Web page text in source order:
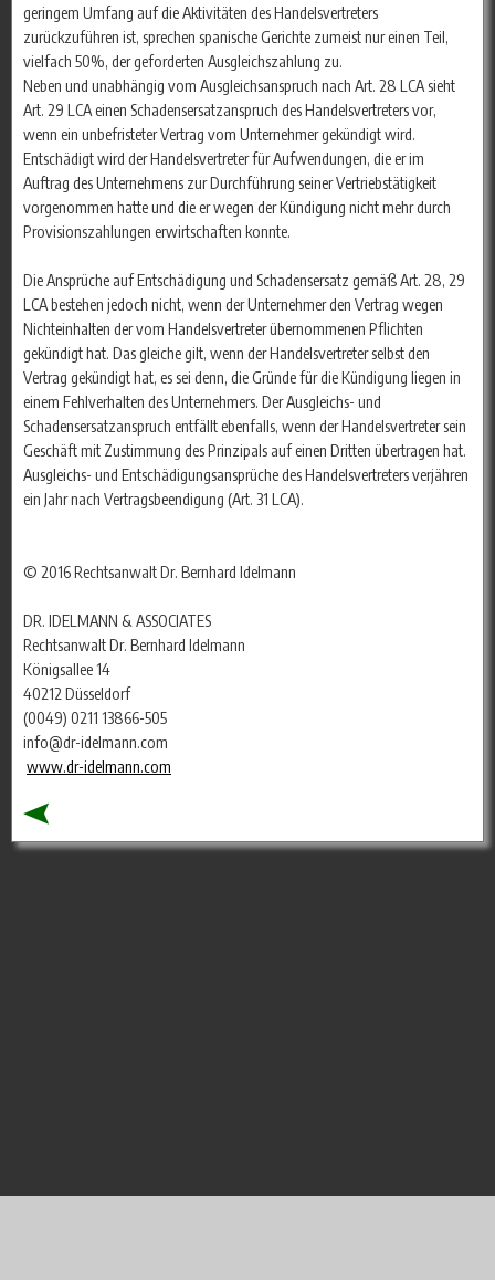
geringem Umfang auf die Aktivitäten des Handelsvertreters
zurückzuführen ist, sprechen spanische Gerichte zumeist nur einen Teil,
vielfach 50%, der geforderten Ausgleichszahlung zu.
Neben und unabhängig vom Ausgleichsanspruch nach Art. 28 LCA sieht
Art. 29 LCA einen Schadensersatzanspruch des Handelsvertreters vor,
wenn ein unbefristeter Vertrag vom Unternehmer gekündigt wird.
Entschädigt wird der Handelsvertreter für Aufwendungen, die er im
Auftrag des Unternehmens zur Durchführung seiner Vertriebstätigkeit
vorgenommen hatte und die er wegen der Kündigung nicht mehr durch
Provisionszahlungen erwirtschaften konnte.
Die Ansprüche auf Entschädigung und Schadensersatz gemäß Art. 28, 29
LCA bestehen jedoch nicht, wenn der Unternehmer den Vertrag wegen
Nichteinhalten der vom Handelsvertreter übernommenen Pflichten
gekündigt hat. Das gleiche gilt, wenn der Handelsvertreter selbst den
Vertrag gekündigt hat, es sei denn, die Gründe für die Kündigung liegen in
einem Fehlverhalten des Unternehmers. Der Ausgleichs- und
Schadensersatzanspruch entfällt ebenfalls, wenn der Handelsvertreter sein
Geschäft mit Zustimmung des Prinzipals auf einen Dritten übertragen hat.
Ausgleichs- und Entschädigungsansprüche des Handelsvertreters verjähren
ein Jahr nach Vertragsbeendigung (Art. 31 LCA).
© 2016 Rechtsanwalt Dr. Bernhard Idelmann
DR. IDELMANN & ASSOCIATES
Rechtsanwalt Dr. Bernhard Idelmann
Königsallee 14
40212 Düsseldorf
(0049) 0211 13866-505
info@dr-idelmann.com
www.dr-idelmann.com